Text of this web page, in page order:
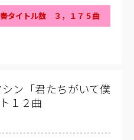
タイトル数 ３，１７５曲
ン「君たちがいて僕
１２曲